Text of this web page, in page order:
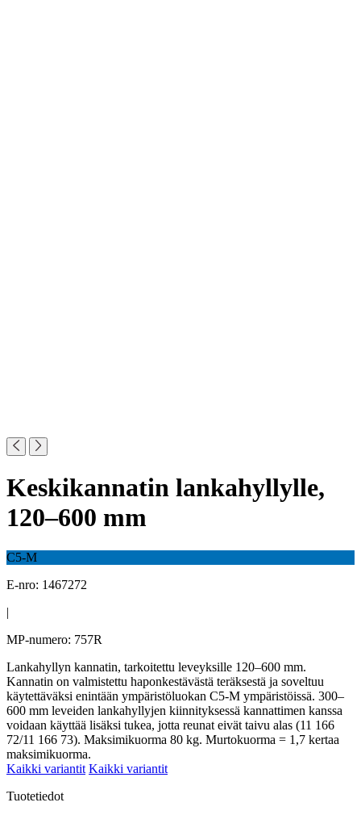
Keskikannatin lankahyllylle,
120–600 mm
C5-M
E-nro: 1467272
|
MP-numero: 757R
Lankahyllyn kannatin, tarkoitettu leveyksille 120–600 mm.
Kannatin on valmistettu haponkestävästä teräksestä ja soveltuu
käytettäväksi enintään ympäristöluokan C5-M ympäristöissä. 300–
600 mm leveiden lankahyllyjen kiinnityksessä kannattimen kanssa
voidaan käyttää lisäksi tukea, jotta reunat eivät taivu alas (11 166
72/11 166 73). Maksimikuorma 80 kg. Murtokuorma = 1,7 kertaa
maksimikuorma.
Kaikki variantit Kaikki variantit
Tuotetiedot